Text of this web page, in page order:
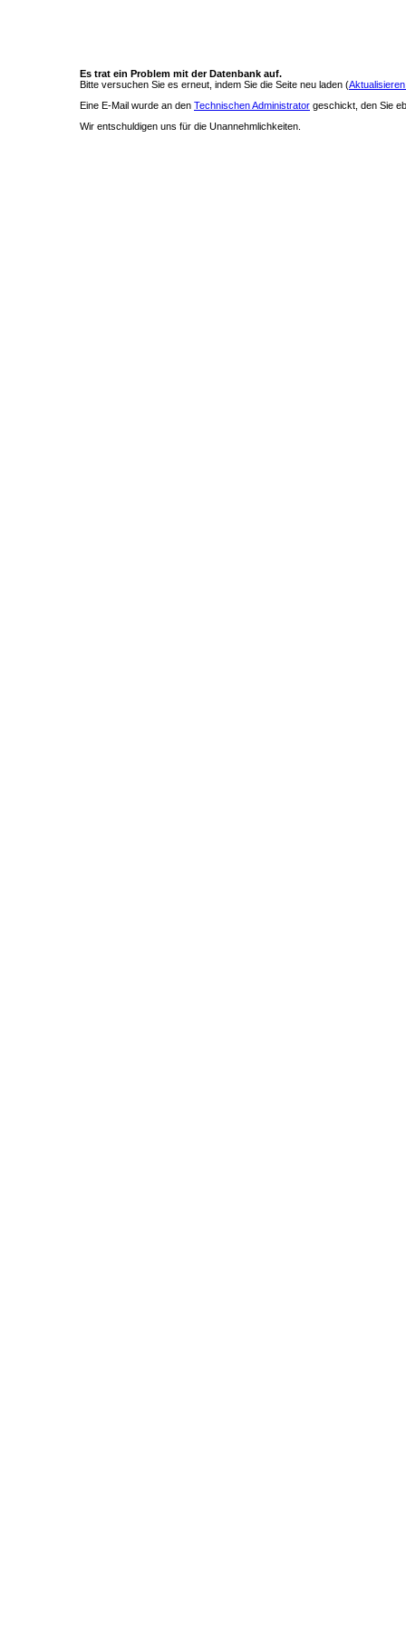
Es trat ein Problem mit der Datenbank auf.
Bitte versuchen Sie es erneut, indem Sie die Seite neu laden (
Eine E-Mail wurde an den Technischen Administrator geschickt, den Sie
Wir entschuldigen uns für die Unannehmlichkeiten.